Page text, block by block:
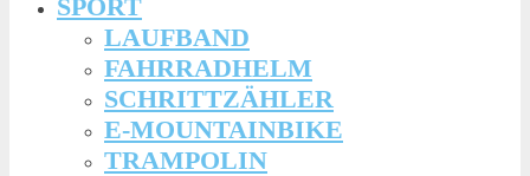
SPORT
LAUFBAND
FAHRRADHELM
SCHRITTZÄHLER
E-MOUNTAINBIKE
TRAMPOLIN